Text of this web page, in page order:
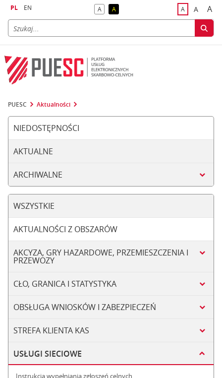
PL EN Akontrast domyślny
Akontrast żółty tekst na czarnym tle
Adomyślna
A A
PUESC Aktualności
NIEDOSTĘPNOŚCI
AKTUALNE
ARCHIWALNE
WSZYSTKIE
AKTUALNOŚCI Z OBSZARÓW
AKCYZA, GRY HAZARDOWE, PRZEMIESZCZENIA I
PRZEWOZY
CŁO, GRANICA I STATYSTYKA
OBSŁUGA WNIOSKÓW I ZABEZPIECZEŃ
STREFA KLIENTA KAS
USŁUGI SIECIOWE
Instrukcja wypełniania zgłoszeń celnych